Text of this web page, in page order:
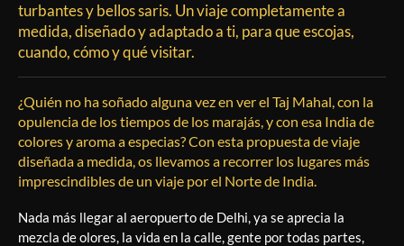
turbantes y bellos saris. Un viaje completamente a
medida, diseñado y adaptado a ti, para que escojas,
cuando, cómo y qué visitar.
¿Quién no ha soñado alguna vez en ver el Taj Mahal, con la
opulencia de los tiempos de los marajás, y con esa India de
colores y aroma a especias? Con esta propuesta de viaje
diseñada a medida, os llevamos a recorrer los lugares más
imprescindibles de un viaje por el Norte de India.
Nada más llegar al aeropuerto de Delhi, ya se aprecia la
mezcla de olores, la vida en la calle, gente por todas partes,